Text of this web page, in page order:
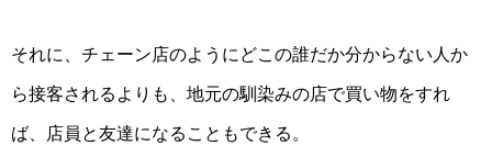
それに、チェーン店のようにどこの誰だか分からない人か
ら接客されるよりも、地元の馴染みの店で買い物をすれ
ば、店員と友達になることもできる。